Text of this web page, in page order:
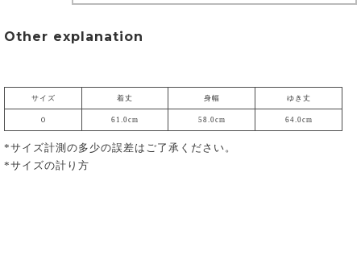
Other explanation
サイズ 着丈 身幅 ゆき丈
０ 61.0cm 58.0cm 64.0cm
*サイズ計測の多少の誤差はご了承ください。
*サイズの計り方